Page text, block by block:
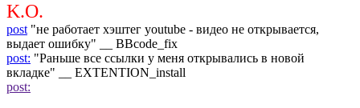
K.O.
post "не работает хэштег youtube - видео не открывается,
выдает ошибку" __ BBcode_fix
post: "Раньше все ссылки у меня открывались в новой
вкладке" __ EXTENTION_install
post: